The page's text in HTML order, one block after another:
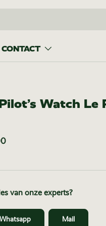
CONTACT
Watch Le
van onze experts?
Whatsapp Mail